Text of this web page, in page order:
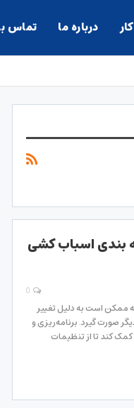
درباره ما تماس
بندی اسباب کشی
ممکن است به دلیل تغییر
صورت گیرد. برنامه‌ریزی و
کند تا از تنظیمات